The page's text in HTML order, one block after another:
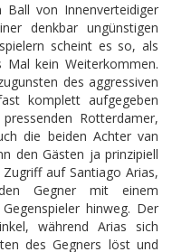
von Innenverteidiger
denkbar ungünstigen
scheint es so, als
kein Weiterkommen.
des aggressiven
komplett aufgegeben
Rotterdamer,
die beiden Achter van
den Gästen ja prinzipiell
auf Santiago Arias,
Gegner mit einem
hinweg. Der
während Arias sich
des Gegners löst und